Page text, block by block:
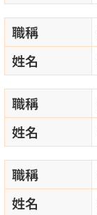
職稱
姓名
職稱
姓名
職稱
姓名